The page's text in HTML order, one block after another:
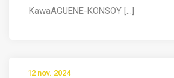
KawaAGUENE-KONSOY [...]
12 nov. 2024